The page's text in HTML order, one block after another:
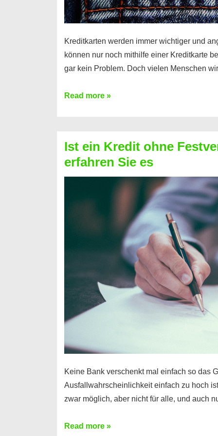
Kreditkarten werden immer wichtiger und
können nur noch mithilfe einer Kreditkarte
gar kein Problem. Doch vielen Menschen
Kreditkarte
Prepaid
ist
nicht
Read more »
Ist ein Kredit ohne
erfahren Sie es
Keine Bank verschenkt mal einfach so das
Ausfallwahrscheinlichkeit einfach zu hoch
zwar möglich, aber nicht für alle, und auch
Ist
Read more »